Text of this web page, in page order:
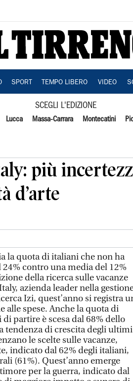
SPORT TEMPO LIBERO VIDEO
SCEGLI L'EDIZIONE
Lucca Massa-Carrara Montecatini
più
d’arte
la quota di italiani che non ha
24% contro una media del 12%
della ricerca sulle vacanze
azienda leader nella
Izi, quest’anno si registra
alle spese. Anche la quota di
partire è scesa dal 68% dello
tendenza di crescita degli ultimi
le scelte sulle vacanze,
indicato dal 62% degli italiani,
(61%). Quest’anno emerge
per la guerra, indicato dal